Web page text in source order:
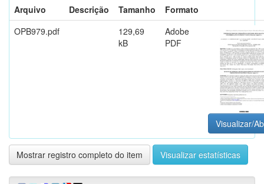
Arquivo
Descrição Tamanho
Formato
OPB979.pdf
129,69
kB
Adobe
PDF
Visualizar/
Mostrar registro completo do item Visualizar estatísticas